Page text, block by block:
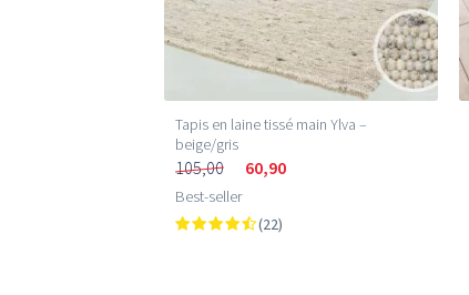
Tapis en laine tissé main Ylva –
beige/gris
105,00 60,90
Best-seller
(22)